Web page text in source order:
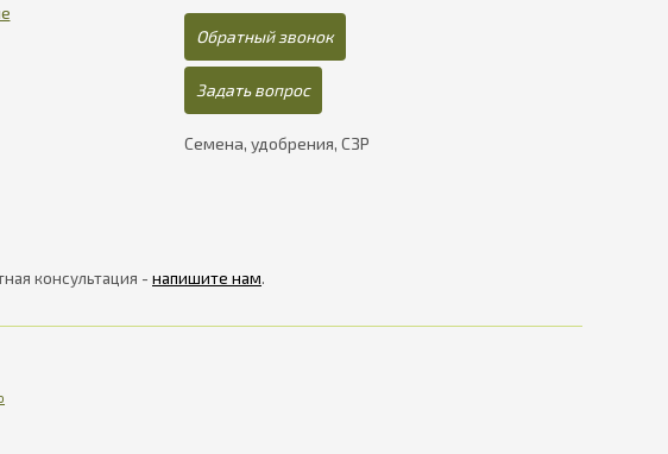
Обратный звонок
Задать вопрос
Семена, удобрения, СЗР
консультация - напишите нам.
платформі